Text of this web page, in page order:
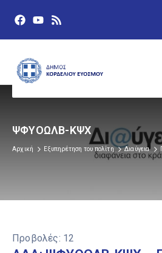
ΨΦΥΟΩΛΒ-ΚΨΧ
Αρχική Εξυπηρέτηση του πολίτη Διαύγεια
Προβολές: 12